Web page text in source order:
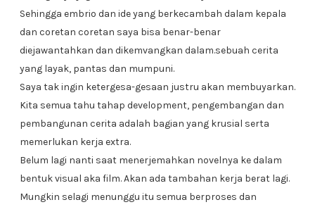
Sehingga embrio dan ide yang berkecambah dalam kepala
dan coretan coretan saya bisa benar-benar
diejawantahkan dan dikemvangkan dalam.sebuah cerita
yang layak, pantas dan mumpuni.
Saya tak ingin ketergesa-gesaan justru akan membuyarkan.
Kita semua tahu tahap development, pengembangan dan
pembangunan cerita adalah bagian yang krusial serta
memerlukan kerja extra.
Belum lagi nanti saat menerjemahkan novelnya ke dalam
bentuk visual aka film. Akan ada tambahan kerja berat lagi.
Mungkin selagi menunggu itu semua berproses dan